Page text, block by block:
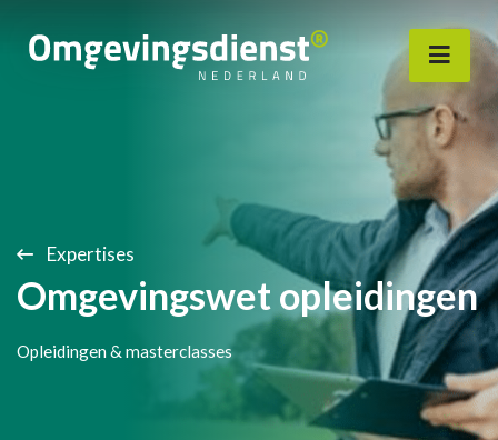
Expertises
Omgevingswet opleidingen
Opleidingen & masterclasses